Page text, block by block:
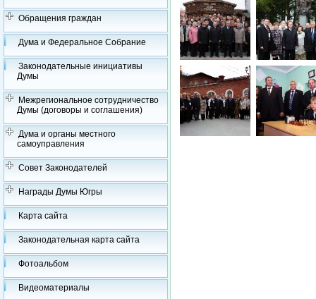
Обращения граждан
Дума и Федеральное Собрание
Законодательные инициативы
Думы
Межрегиональное сотрудничество
Думы (договоры и соглашения)
Дума и органы местного
самоуправления
Совет Законодателей
Награды Думы Югры
Карта сайта
Законодательная карта сайта
Фотоальбом
Видеоматериалы